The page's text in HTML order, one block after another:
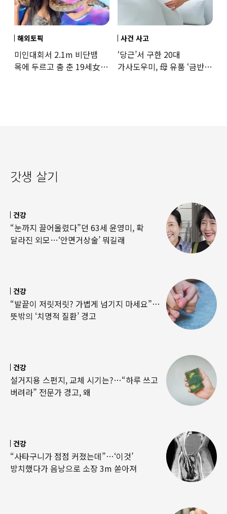
해외토픽
미인대회서 2.1m 비단뱀
목에 두르고 춤 춘 19세女
사건 사고
‘당근’서 구한 20대
가사도우미, 母 유품 ‘금반지
갓생 살기
건강
“눈까지 끌어올렸다”던 63세 윤영미, 확
달라진 외모…‘안면거상술’ 뭐길래
건강
“발끝이 저릿저릿? 가볍게 넘기지 마세요”…
뜻밖의 ‘치명적 질환’ 경고
건강
설거지용 스펀지, 교체 시기는?…“하루 쓰고
버려라” 전문가 경고, 왜
건강
“사타구니가 점점 커졌는데”…‘이것’
방치했다가 음낭으로 소장 3m 쏟아져